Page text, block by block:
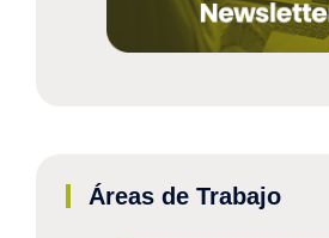
Áreas de Trabajo